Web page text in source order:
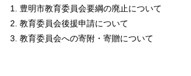
豊明市教育委員会要綱の廃止について
教育委員会後援申請について
教育委員会への寄附・寄贈について